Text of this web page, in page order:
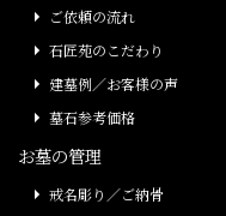
ご依頼の流れ
石匠苑のこだわり
建墓例／お客様の声
墓石参考価格
お墓の管理
戒名彫り／ご納骨